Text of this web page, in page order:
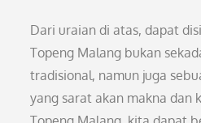
Dari uraian di atas, dapat
Topeng Malang bukan
tradisional, namun juga
yang sarat akan makna dan